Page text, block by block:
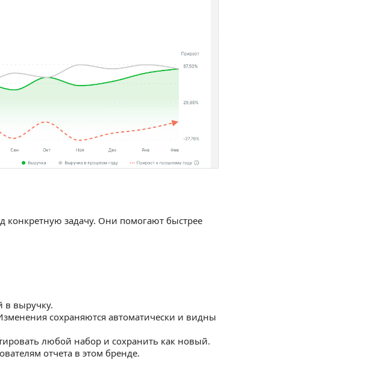
конкретную задачу. Они помогают быстрее
в выручку.
сохраняются автоматически и видны
любой набор и сохранить как новый.
отчета в этом бренде.